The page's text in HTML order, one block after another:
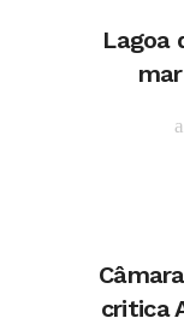
Lagoa
critica